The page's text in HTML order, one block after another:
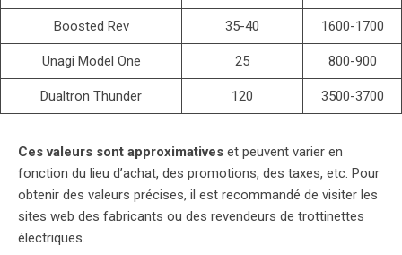
Boosted Rev 35-40 1600-1700
Unagi Model One 25 800-900
Dualtron Thunder 120 3500-3700
Ces valeurs sont approximatives et peuvent varier en
fonction du lieu d’achat, des promotions, des taxes, etc. Pour
obtenir des valeurs précises, il est recommandé de visiter les
sites web des fabricants ou des revendeurs de trottinettes
électriques.